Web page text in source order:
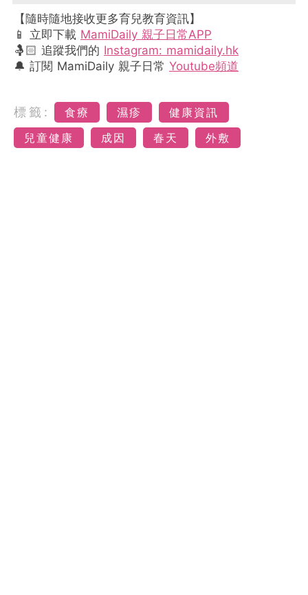
【隨時隨地接收更多育兒教育資訊】
📱 立即下載 MamiDaily 親子日常APP
🤱🏻 追蹤我們的 Instagram: mamidaily.hk
🔔 訂閱 MamiDaily 親子日常 Youtube頻道
標籤: 食療 濕疹
健康資訊
兒童健康
成因 春天 外敷